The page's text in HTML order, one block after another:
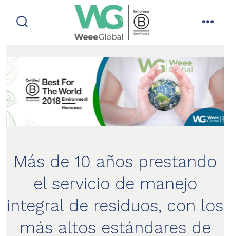
Más de 10 años prestando
el servicio de manejo
integral de residuos, con los
más altos estándares de